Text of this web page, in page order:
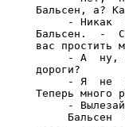
Бальсен, а?
- Никак
Бальсен.  -
вас простить
- А  ну,
дороги?
- Я  не
Теперь много
-
Бальсен